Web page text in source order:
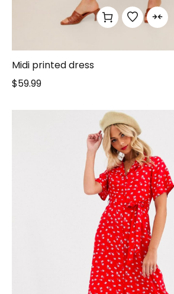
Midi printed dress
$59.99